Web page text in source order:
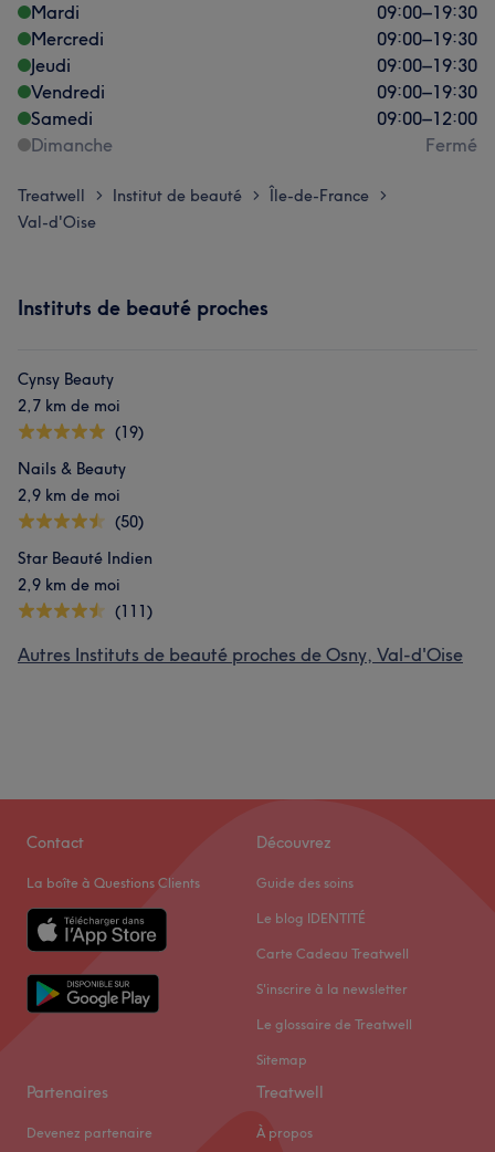
Mardi
09:00–19:30
Mercredi
09:00–19:30
Jeudi
09:00–19:30
Vendredi
09:00–19:30
Samedi
09:00–12:00
Dimanche
Fermé
Treatwell > Institut de beauté > Île-de-France >
Val-d'Oise
Instituts de beauté proches
Cynsy Beauty
2,7 km de moi
(19)
Nails & Beauty
2,9 km de moi
(50)
Star Beauté Indien
2,9 km de moi
(111)
Autres Instituts de beauté proches de Osny, Val-d'Oise
Contact
La boîte à Questions Clients
Découvrez
Guide des soins
Le blog IDENTITÉ
Carte Cadeau Treatwell
S'inscrire à la newsletter
Le glossaire de Treatwell
Sitemap
Partenaires
Devenez partenaire
Treatwell
À propos